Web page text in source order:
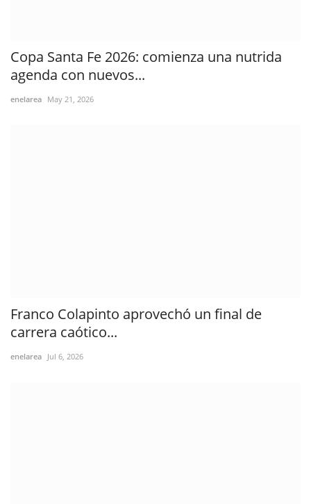
Copa Santa Fe 2026: comienza una nutrida
agenda con nuevos...
enelarea May 21, 2026
Franco Colapinto aprovechó un final de
carrera caótico...
enelarea Jul 6, 2026